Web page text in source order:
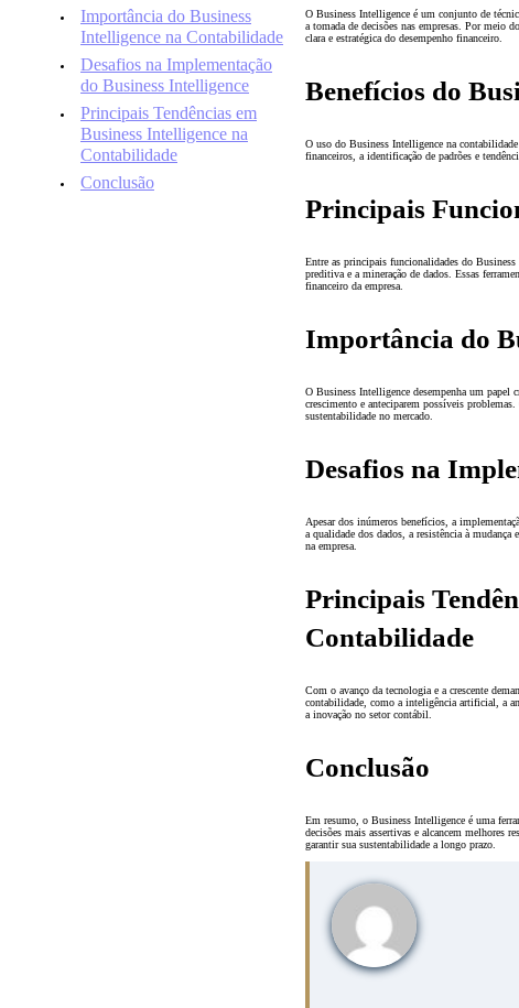
Importância do Business
Intelligence na Contabilidade
Desafios na Implementação
do Business Intelligence
Principais Tendências em
Business Intelligence na
Contabilidade
Conclusão
O Business Intelligence é um conjunto de
a tomada de decisões nas empresas. Por meio
clara e estratégica do desempenho financeiro.
Benefícios do
O uso do Business Intelligence na
financeiros, a identificação de padrões e
Principais
Entre as principais funcionalidades do Business
preditiva e a mineração de dados. Essas
financeiro da empresa.
Importância do
O Business Intelligence desempenha um papel
crescimento e anteciparem possíveis
sustentabilidade no mercado.
Desafios na
Apesar dos inúmeros benefícios, a
a qualidade dos dados, a resistência à mudança
na empresa.
Principais
Contabilidade
Com o avanço da tecnologia e a crescente
contabilidade, como a inteligência artificial, a
a inovação no setor contábil.
Conclusão
Em resumo, o Business Intelligence é uma
decisões mais assertivas e alcancem melhores
garantir sua sustentabilidade a longo prazo.